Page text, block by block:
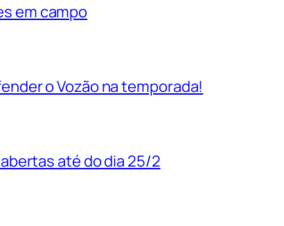
em campo
o Vozão na temporada!
até do dia 25/2